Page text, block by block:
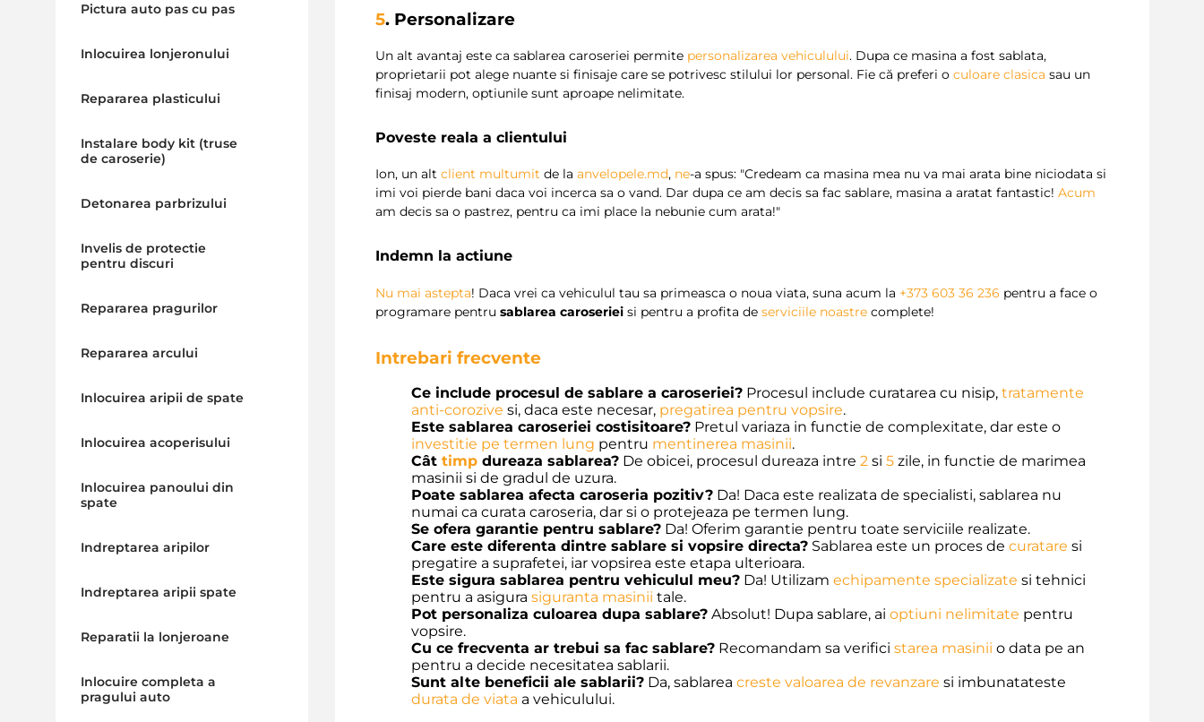
Pictura auto pas cu pas
Inlocuirea lonjeronului
Repararea plasticului
Instalare body kit (truse
de caroserie)
Detonarea parbrizului
Invelis de protectie
pentru discuri
Repararea pragurilor
Repararea arcului
Inlocuirea aripii de spate
Inlocuirea acoperisului
Inlocuirea panoului din
spate
Indreptarea aripilor
Indreptarea aripii spate
Reparatii la lonjeroane
Inlocuire completa a
pragului auto
5. Personalizare
Un alt avantaj este ca sablarea caroseriei permite personalizarea vehiculului. Dupa ce masina a fost sablata,
proprietarii pot alege nuante si finisaje care se potrivesc stilului lor personal. Fie că preferi oculoare clasica sau un
finisaj modern, optiunile sunt aproape nelimitate.
Poveste reala a clientului
Ion, un altclient multumit de laanvelopele.md, ne-a spus: "Credeam ca masina mea nu va mai arata bine niciodata si
imi voi pierde bani daca voi incerca sa o vand. Dar dupa ce am decis sa fac sablare, masina a aratat fantastic!Acum
am decis sa o pastrez, pentru ca imi place la nebunie cum arata!"
Indemn la actiune
Nu mai astepta! Daca vrei ca vehiculul tau sa primeasca o noua viata, suna acum la +373 603 36 236 pentru a face o
programare pentrusablarea caroseriei si pentru a profita deserviciile noastre complete!
Intrebari frecvente
Ce include procesul de sablare a caroseriei? Procesul include curatarea cu nisip,tratamente
anti-corozive si, daca este necesar, pregatirea pentru vopsire.
Este sablarea caroseriei costisitoare? Pretul variaza in functie de complexitate, dar este o
investitie pe termen lung pentru mentinerea masinii.
Câttimp dureaza sablarea? De obicei, procesul dureaza intre2 si5 zile, in functie de marimea
masinii si de gradul de uzura.
Poate sablarea afecta caroseria pozitiv? Da! Daca este realizata de specialisti, sablarea nu
numai ca curata caroseria, dar si o protejeaza pe termen lung.
Se ofera garantie pentru sablare? Da! Oferim garantie pentru toate serviciile realizate.
Care este diferenta dintre sablare si vopsire directa? Sablarea este un proces decuratare si
pregatire a suprafetei, iar vopsirea este etapa ulterioara.
Este sigura sablarea pentru vehiculul meu? Da! Utilizamechipamente specializate si tehnici
pentru a asigurasiguranta masinii tale.
Pot personaliza culoarea dupa sablare? Absolut! Dupa sablare, aioptiuni nelimitate pentru
vopsire.
Cu ce frecventa ar trebui sa fac sablare? Recomandam sa verificistarea masinii o data pe an
pentru a decide necesitatea sablarii.
Sunt alte beneficii ale sablarii? Da, sablareacreste valoarea de revanzare si imbunatateste
durata de viata a vehiculului.